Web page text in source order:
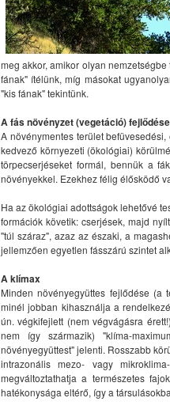
meg akkor, amikor olyan
fának" ítélünk, míg másokat
"kis fának" tekintünk.
A fás növényzet (vegetáció)
A növénymentes terület
kedvező környezeti (ökológiai)
törpecserjéseket formál, bennük a
növényekkel. Ezekhez félig élősködő
Ha az ökológiai adottságok lehetővé
formációk követik: cserjések, majd
"túl száraz", azaz az északi, a
jellemzően egyetlen fásszárú szintet
A klímax
Minden növényegyüttes fejlődése (a
minél jobban kihasználja a
ún. végkifejlett (nem végvágásra
nem így származik) "klíma-
növényegyüttest" jelenti. Rosszabb
intrazonális mezo- vagy
megváltoztathatja a természetes
hatékonysága eltérő, így a